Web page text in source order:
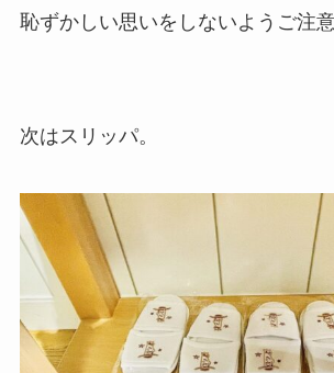
恥ずかしい思いをしないようご注意
次はスリッパ。